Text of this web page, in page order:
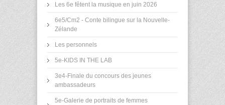
Les 6e fêtent la musique en juin 2026
6e5/Cm2 - Conte bilingue sur la Nouvelle-
Zélande
Les personnels
5e-KIDS IN THE LAB
3e4-Finale du concours des jeunes
ambassadeurs
5e-Galerie de portraits de femmes